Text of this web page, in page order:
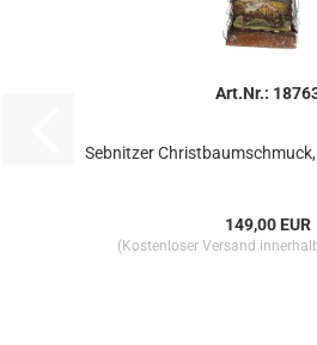
Art.Nr.:
Sebnitzer
149,00 EUR
(Kostenloser Versand